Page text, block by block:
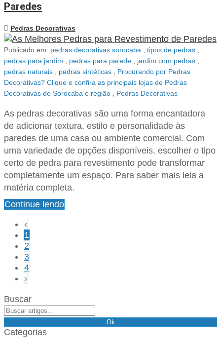
Paredes
Pedras Decorativas
Publicado em: pedras decorativas sorocaba tipos de pedras
pedras para jardim
pedras para parede jardim com pedras
pedras naturais
pedras sintéticas
Procurando por Pedras
Decorativas? Clique e confira as principais lojas de Pedras
Decorativas de Sorocaba e região
Pedras Decorativas
As pedras decorativas são uma forma encantadora
de adicionar textura, estilo e personalidade às
paredes de uma casa ou ambiente comercial. Com
uma variedade de opções disponíveis, escolher o tipo
certo de pedra para revestimento pode transformar
completamente um espaço. Para saber mais leia a
matéria completa.
Continue lendo
‹
1
2
3
4
›
Buscar
Ok
Categorias